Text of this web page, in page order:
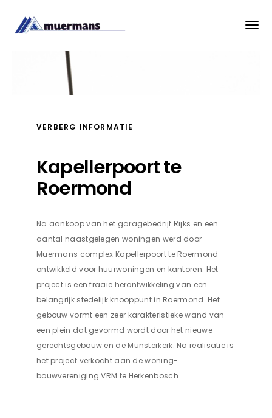
VERBERG INFORMATIE
Kapellerpoort te
Roermond
Na aankoop van het garagebedrijf Rijks en een
aantal naastgelegen woningen werd door
Muermans complex Kapellerpoort te Roermond
ontwikkeld voor huurwoningen en kantoren. Het
project is een fraaie herontwikkeling van een
belangrijk stedelijk knooppunt in Roermond. Het
gebouw vormt een zeer karakteristieke wand van
een plein dat gevormd wordt door het nieuwe
gerechtsgebouw en de Munsterkerk. Na realisatie is
het project verkocht aan de woning-
bouwvereniging VRM te Herkenbosch.